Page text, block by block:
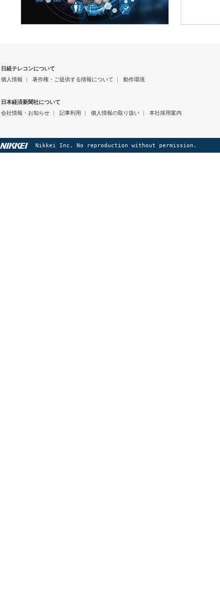
日経テレコンについて
個人情報 ｜ 著作権・ご提供する情報について ｜ 動作環境
日本経済新聞社について
会社情報・お知らせ｜ 記事利用 ｜ 個人情報の取り扱い｜ 本社採用案内
Nikkei Inc. No reproduction without permission.